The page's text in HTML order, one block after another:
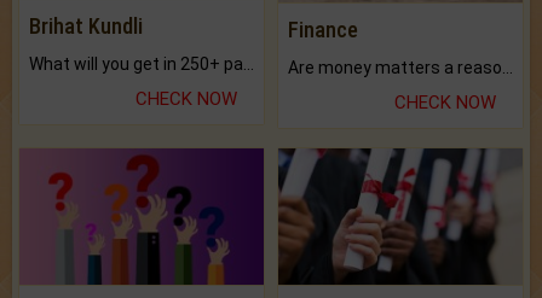
Brihat Kundli
CHECK NOW
Finance
CHECK NOW